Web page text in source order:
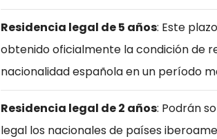
Residencia legal de 5 años: Este
obtenido oficialmente la condición de
nacionalidad española en un período
Residencia legal de 2 años: Podrán
legal los nacionales de países